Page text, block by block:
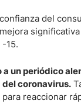
del
15.
un periódico
del coronavirus.
reaccionar